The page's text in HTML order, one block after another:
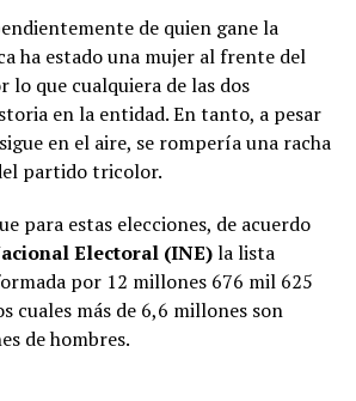
de quien gane la
ha estado una mujer al frente del
lo que cualquiera de las dos
en la entidad. En tanto, a pesar
en el aire, se rompería una racha
partido tricolor.
para estas elecciones, de acuerdo
Electoral (INE)la lista
por 12 millones 676 mil 625
cuales más de 6,6 millones son
de hombres.